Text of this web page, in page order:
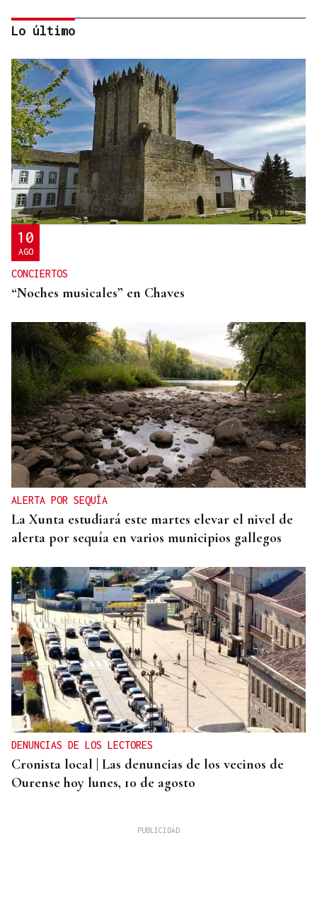
HELICOPTERO MEDICALIZADO
Un motorista en estado grave tras una colisión en
Velle
Lo último
10
AGO
CONCIERTOS
“Noches musicales” en Chaves
ALERTA POR SEQUÍA
La Xunta estudiará este martes elevar el nivel de
alerta por sequía en varios municipios gallegos
DENUNCIAS DE LOS LECTORES
Cronista local | Las denuncias de los vecinos de
Ourense hoy lunes, 10 de agosto